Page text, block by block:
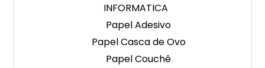
INFORMATICA
Papel Adesivo
Papel Casca de Ovo
Papel Couchê